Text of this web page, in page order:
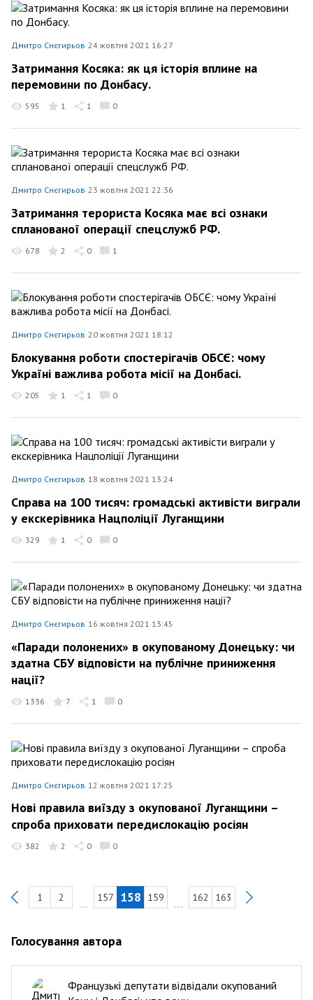
Дмитро Снєгирьов 24 жовтня 2021 16:27
Затримання Косяка: як ця історія вплине на
перемовини по Донбасу.
595 1 1 0
Дмитро Снєгирьов 23 жовтня 2021 22:36
Затримання терориста Косяка має всі ознаки
спланованої операції спецслужб РФ.
678 2 0 1
Дмитро Снєгирьов 20 жовтня 2021 18:12
Блокування роботи спостерігачів ОБСЄ: чому
Україні важлива робота місії на Донбасі.
205 1 1 0
Дмитро Снєгирьов 18 жовтня 2021 13:24
Справа на 100 тисяч: громадські активісти виграли
у екскерівника Нацполіції Луганщини
329 1 0 0
Дмитро Снєгирьов 16 жовтня 2021 13:45
«Паради полонених» в окупованому Донецьку: чи
здатна СБУ відповісти на публічне приниження
нації?
1336 7 1 0
Дмитро Снєгирьов 12 жовтня 2021 17:25
Нові правила виїзду з окупованої Луганщини –
спроба приховати передислокацію росіян
382 2 0 0
Previous
1 2 157 158 159 162 163
Голосування автора
Французькі депутати відвідали окупований